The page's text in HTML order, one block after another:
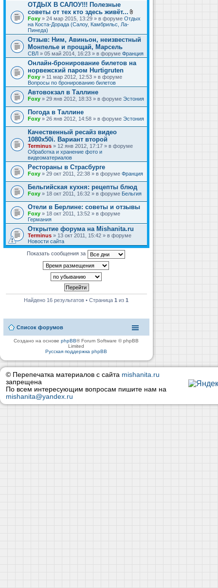
ОТДЫХ В САЛОУ!!! Полезные
советы от тех кто здесь живёт...
В
л
ж
е
и
я
Foxy » 24 мар 2015, 13:29 » в форуме Отдых
на Коста-Дорада (Салоу, Камбрильс, Ла-
Пинеда)
Отзыв: Ним, Авиньон, неизвестный
Монпелье и прощай, Марсель
СВЛ » 05 май 2014, 16:23 » в форуме Франция
Онлайн-бронирование билетов на
норвежский паром Hurtigruten
Foxy » 11 мар 2012, 12:53 » в форуме
Вопросы по бронированию билетов
Автовокзал в Таллине
Foxy » 29 янв 2012, 18:33 » в форуме Эстония
Погода в Таллине
Foxy » 26 янв 2012, 14:58 » в форуме Эстония
Качественный ресайз видео
1080x50i. Вариант второй
Terminus » 12 янв 2012, 17:17 » в форуме
Обработка и хранение фото и
видеоматериалов
Рестораны в Страсбурге
Foxy » 29 окт 2011, 22:38 » в форуме Франция
Бельгийская кухня: рецепты блюд
Foxy » 18 окт 2011, 16:32 » в форуме Бельгия
Отели в Берлине: советы и отзывы
Foxy » 18 окт 2011, 13:52 » в форуме
Германия
Открытие форума на Mishanita.ru
Terminus » 13 окт 2011, 15:42 » в форуме
Новости сайта
Показать сообщения за
Найдено 16 результатов • Страница1 из1
Список форумов
Создано на основеphpBB® Forum Software © phpBB
Limited
Русская поддержка phpBB
© Перепечатка материалов с сайта mishanita.ru
запрещена
По всем интересующим вопросам пишите нам на
mishanita@yandex.ru